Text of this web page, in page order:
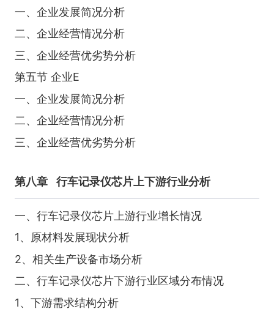
一、企业发展简况分析
二、企业经营情况分析
三、企业经营优劣势分析
第五节 企业E
一、企业发展简况分析
二、企业经营情况分析
三、企业经营优劣势分析
第八章 行车记录仪芯片上下游行业分析
一、行车记录仪芯片上游行业增长情况
1、原材料发展现状分析
2、相关生产设备市场分析
二、行车记录仪芯片下游行业区域分布情况
1、下游需求结构分析